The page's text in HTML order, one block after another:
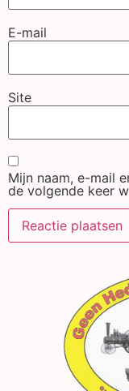
E-mail
Site
Mijn naam, e-mail
de volgende keer